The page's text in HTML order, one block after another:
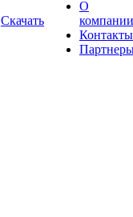
Скачать
О
компании
Контакты